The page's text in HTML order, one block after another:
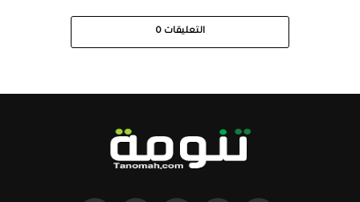
التعليقات 0